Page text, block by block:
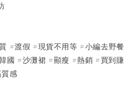
#渡假 #現貨不用等 #小編去野餐
國 #沙灘裙 #顯瘦 #熱銷 #買到賺
感